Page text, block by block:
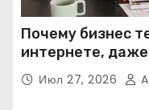
Почему бизнес
интернете, даже
Июл 27, 2026